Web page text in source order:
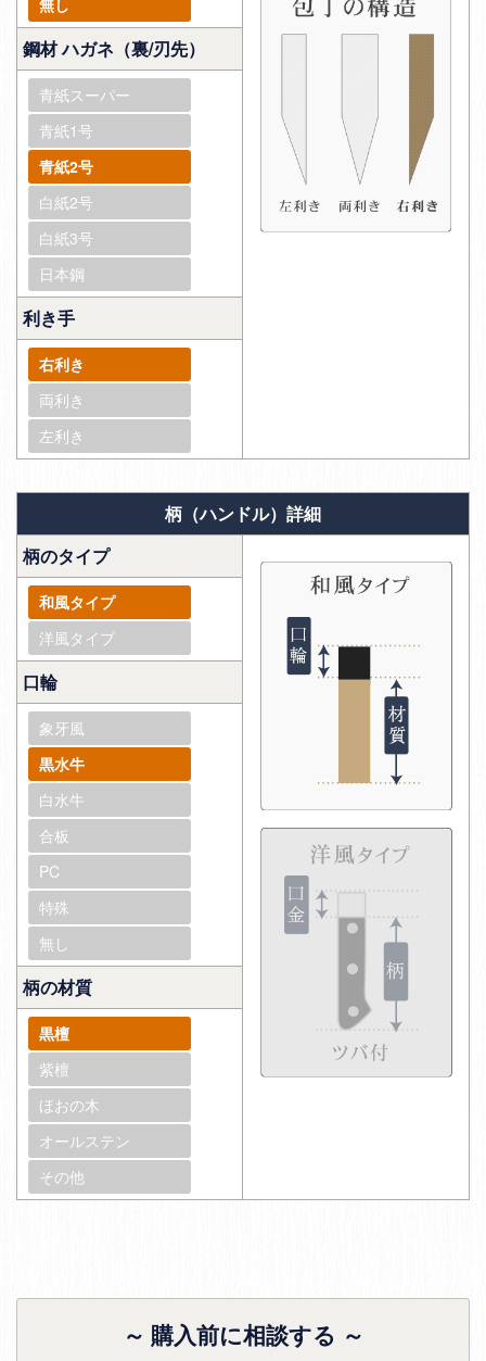
無し
鋼材 ハガネ（裏/刃先）
青紙スーパー
青紙1号
青紙2号
白紙2号
白紙3号
日本鋼
利き手
右利き
両利き
左利き
柄（ハンドル）詳細
柄のタイプ
和風タイプ
洋風タイプ
口輪
象牙風
黒水牛
白水牛
合板
PC
特殊
無し
柄の材質
黒檀
紫檀
ほおの木
オールステン
その他
～ 購入前に相談する ～